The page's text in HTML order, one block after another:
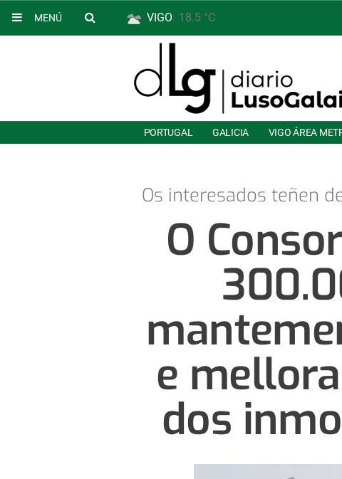
MENÚ VIGO 18.5 °C
PORTUGAL GALICIA VIGO ÁREA
Os interesados teñen
O
e
dos